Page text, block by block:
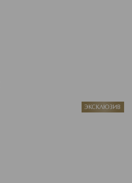
ЭКСКЛЮЗИВ